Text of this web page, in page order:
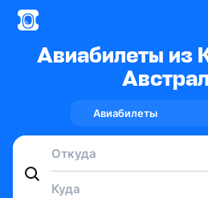
Авиабилеты из
Авиабилеты